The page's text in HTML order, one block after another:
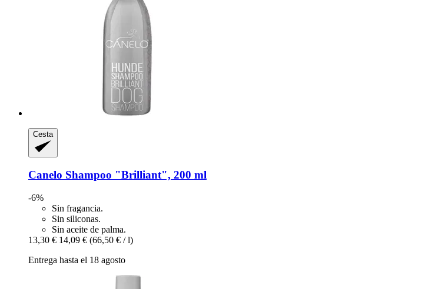
Cesta
Canelo Shampoo "Brilliant", 200 ml
-6%
Sin fragancia.
Sin siliconas.
Sin aceite de palma.
13,30 € 14,09 € (66,50 € / l)
Entrega hasta el 18 agosto